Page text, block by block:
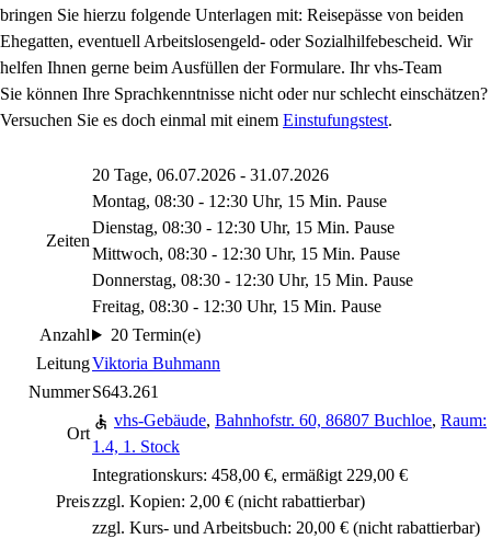
bringen Sie hierzu folgende Unterlagen mit: Reisepässe von beiden
Ehegatten, eventuell Arbeitslosengeld- oder Sozialhilfebescheid. Wir
helfen Ihnen gerne beim Ausfüllen der Formulare. Ihr vhs-Team
Sie können Ihre Sprachkenntnisse nicht oder nur schlecht einschätzen?
Versuchen Sie es doch einmal mit einem Einstufungstest.
Zeiten
20 Tage, 06.07.2026 - 31.07.2026
Montag, 08:30 - 12:30 Uhr, 15 Min. Pause
Dienstag, 08:30 - 12:30 Uhr, 15 Min. Pause
Mittwoch, 08:30 - 12:30 Uhr, 15 Min. Pause
Donnerstag, 08:30 - 12:30 Uhr, 15 Min. Pause
Freitag, 08:30 - 12:30 Uhr, 15 Min. Pause
Anzahl
20 Termin(e)
LeitungViktoria Buhmann
NummerS643.261
Ort
vhs-Gebäude, Bahnhofstr. 60, 86807 Buchloe, Raum:
1.4, 1. Stock
Preis
Integrationskurs: 458,00 €, ermäßigt 229,00 €
zzgl. Kopien: 2,00 € (nicht rabattierbar)
zzgl. Kurs- und Arbeitsbuch: 20,00 € (nicht rabattierbar)